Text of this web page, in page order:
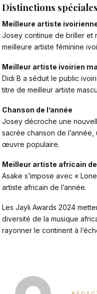
Distinctions spéciales
Meilleure artiste
Josey continue de briller et
meilleure artiste féminine
Meilleur artiste ivoirien
Didi B a séduit le public
titre de meilleur artiste
Chanson de l’année
Josey décroche une
sacrée chanson de
œuvre populaire.
Meilleur artiste africain de
Asake s’impose avec «
artiste africain de l’année.
Les Jayli Awards 2024
diversité de la musique
rayonner le continent à